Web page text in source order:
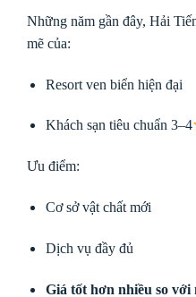
Những năm gần đây, Hải
mẽ của:
Resort ven biển hiện đại
Khách sạn tiêu chuẩn 3–4
Ưu điểm:
Cơ sở vật chất mới
Dịch vụ đầy đủ
Giá tốt hơn nhiều so với